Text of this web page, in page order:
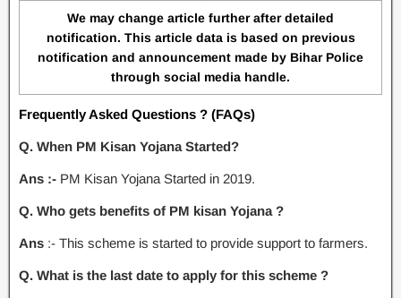
We may change article further after detailed
notification. This article data is based on previous
notification and announcement made by Bihar Police
through social media handle.
Frequently Asked Questions ? (FAQs)
Q. When PM Kisan Yojana Started?
Ans :- PM Kisan Yojana Started in 2019.
Q. Who gets benefits of PM kisan Yojana ?
Ans :- This scheme is started to provide support to farmers.
Q. What is the last date to apply for this scheme ?